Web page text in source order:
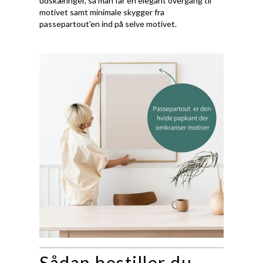
motivet samt minimale skygger fra
passepartout'en ind på selve motivet.